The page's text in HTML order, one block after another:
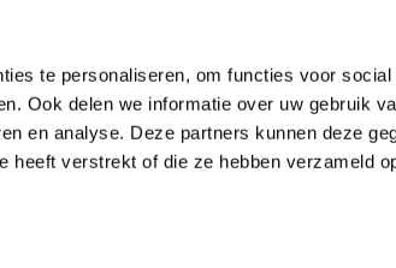
te personaliseren, om functies voor social
Ook delen we informatie over uw gebruik
en analyse. Deze partners kunnen deze
heeft verstrekt of die ze hebben verzameld